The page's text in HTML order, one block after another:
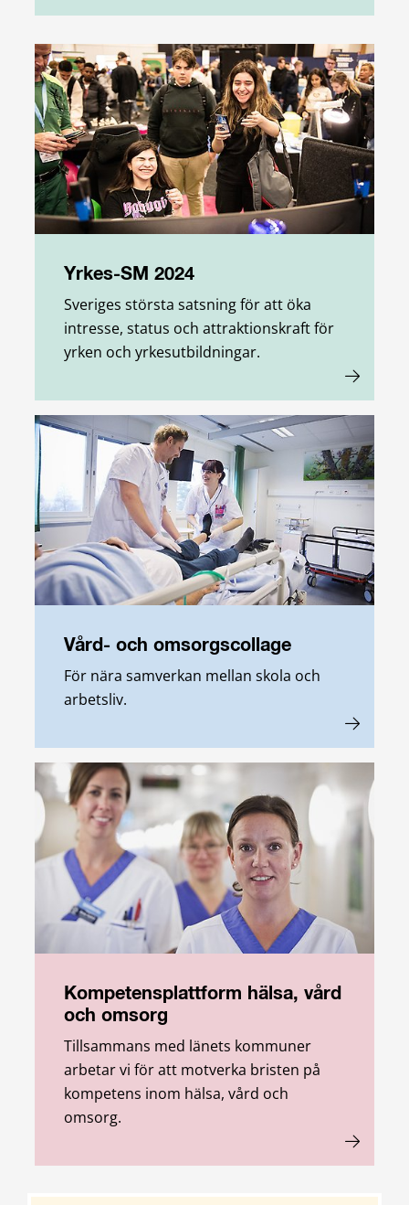
Yrkes-SM 2024
Sveriges största satsning för att öka
intresse, status och attraktionskraft för
yrken och yrkesutbildningar.
Vård- och omsorgscollage
För nära samverkan mellan skola och
arbetsliv.
Kompetensplattform hälsa, vård
och omsorg
Tillsammans med länets kommuner
arbetar vi för att motverka bristen på
kompetens inom hälsa, vård och
omsorg.